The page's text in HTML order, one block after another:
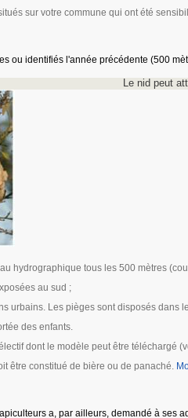
sur votre commune qui ont été
ou identifiés l'année précédente (500
Le nid peut
hydrographique tous les 500 mètres
au sud ;
urbains. Les pièges sont disposés dans
des enfants.
dont le modèle peut être téléchargé
être constitué de bière ou de panaché.
a, par ailleurs, demandé à ses